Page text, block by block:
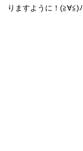
りますように！(≧∀≦)